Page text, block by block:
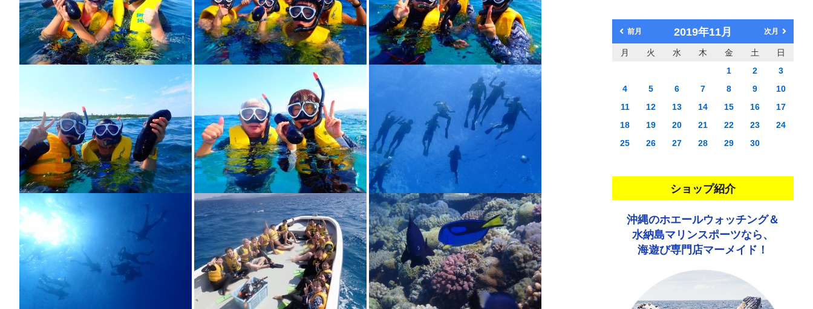
前月 2019年11月 次月
月 火 水 木 金 土
日
1
2
3
4
5 6 7 8 9
10
11
12 13 14 15 16
17
18
19 20 21 22 23
24
25
26 27 28 29 30
ショップ紹介
沖縄のホエールウォッチング＆
水納島マリンスポーツなら、
海遊び専門店マーメイド！